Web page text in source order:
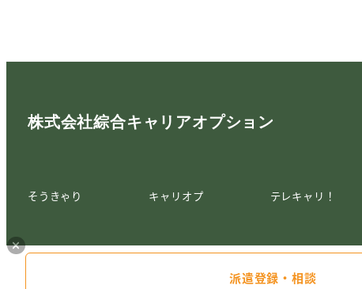
株式会社綜合キャリアオプション
そうきゃり キャリオプ テレキャリ！
派遣登録・相談